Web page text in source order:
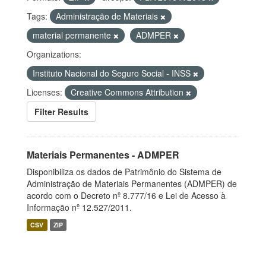
Tags:
Administração de Materiais
material permanente
ADMPER
Organizations:
Instituto Nacional do Seguro Social - INSS
Licenses:
Creative Commons Attribution
Filter Results
Materiais Permanentes - ADMPER
Disponibiliza os dados de Patrimônio do Sistema de
Administração de Materiais Permanentes (ADMPER) de
acordo com o Decreto nº 8.777/16 e Lei de Acesso à
Informação nº 12.527/2011.
CSV ZIP